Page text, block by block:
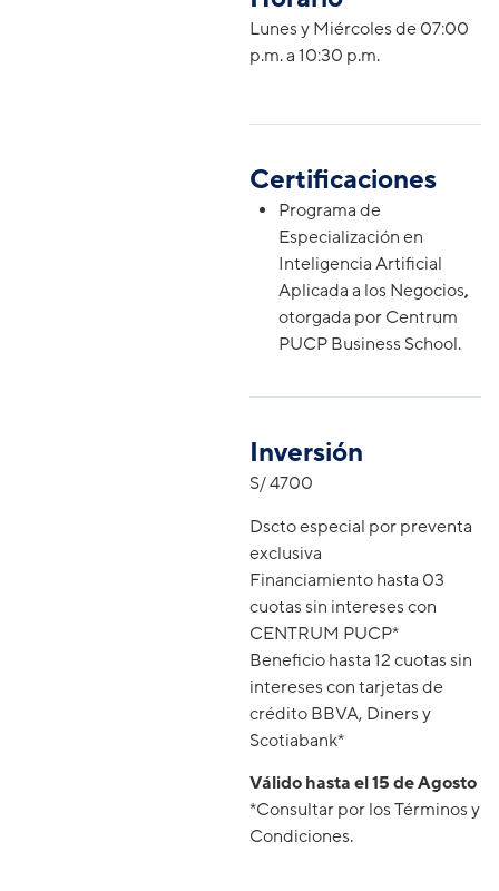
Lunes y Miércoles de 07:00
p.m. a 10:30 p.m.
Certificaciones
Programa de
Especialización en
Inteligencia Artificial
Aplicada a los Negocios,
otorgada por Centrum
PUCP Business School.
Inversión
S/ 4700
Dscto especial por preventa
exclusiva
Financiamiento hasta 03
cuotas sin intereses con
CENTRUM PUCP*
Beneficio hasta 12 cuotas sin
intereses con tarjetas de
crédito BBVA, Diners y
Scotiabank*
Válido hasta el 15 de Agosto
*Consultar por los Términos y
Condiciones.